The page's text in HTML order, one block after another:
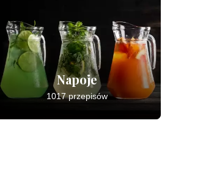
Napoje
1017 przepisów